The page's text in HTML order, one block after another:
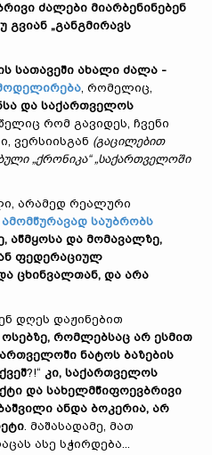
ძალები მიარბენინებენ
„განგმირავს
სათავეში ახალი ძალა -
, რომელიც,
და საქართველოს
რომ გავიდეს, ჩვენი
ვერსიისგან (გაცილებით
„ქრონიკა“ „საქართველოში
არამედ რეალური
საუბრობს
აწმყოსა და მომავალზე,
ფედერაციულ
ცხინვალთან, და არა
დღეს დაჟინებით
ოსებზე, რომლებსაც არ ესმით
ნატოს ბაზების
?!“ კი, საქართველოს
და სახელმწიფოევბრივი
ანდა ბოკერია, არ
. მაშასადამე, მათ
ასე სჭირდება...